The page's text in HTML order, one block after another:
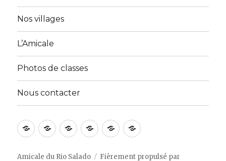
Nos villages
L’Amicale
Photos de classes
Nous contacter
Accueil
A
propos
de
Activités
site
Galerie
Photos
Membres
Nous
Amicale du Rio Salado Fièrement propulsé par